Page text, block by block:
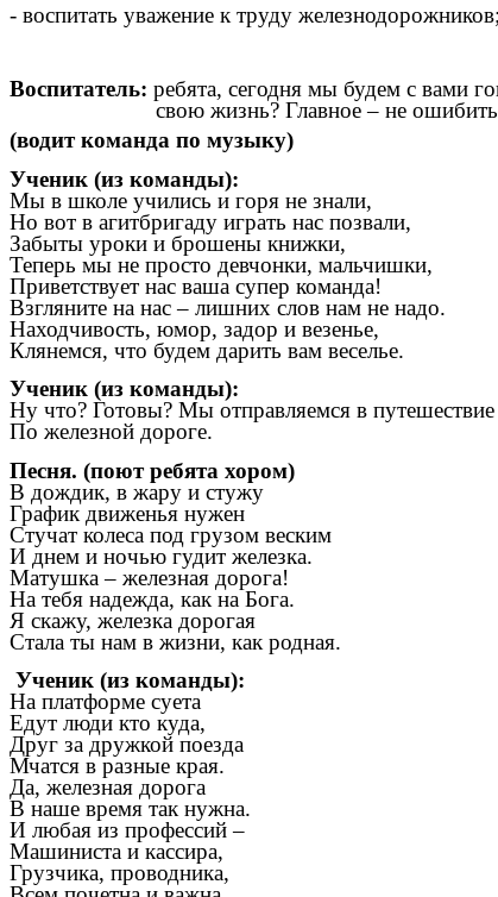
- воспитать уважение к труду железнодорожников;
Воспитатель: ребята, сегодня мы будем с вами
свою жизнь? Главное – не
(водит команда по музыку)
Ученик (из команды):
Мы в школе учились и горя не знали,
Но вот в агитбригаду играть нас позвали,
Забыты уроки и брошены книжки,
Теперь мы не просто девчонки, мальчишки,
Приветствует нас ваша супер команда!
Взгляните на нас – лишних слов нам не надо.
Находчивость, юмор, задор и везенье,
Клянемся, что будем дарить вам веселье.
Ученик (из команды):
Ну что? Готовы? Мы отправляемся в путешествие
По железной дороге.
Песня. (поют ребята хором)
В дождик, в жару и стужу
График движенья нужен
Стучат колеса под грузом веским
И днем и ночью гудит железка.
Матушка – железная дорога!
На тебя надежда, как на Бога.
Я скажу, железка дорогая
Стала ты нам в жизни, как родная.
Ученик (из команды):
На платформе суета
Едут люди кто куда,
Друг за дружкой поезда
Мчатся в разные края.
Да, железная дорога
В наше время так нужна.
И любая из профессий –
Машиниста и кассира,
Грузчика, проводника,